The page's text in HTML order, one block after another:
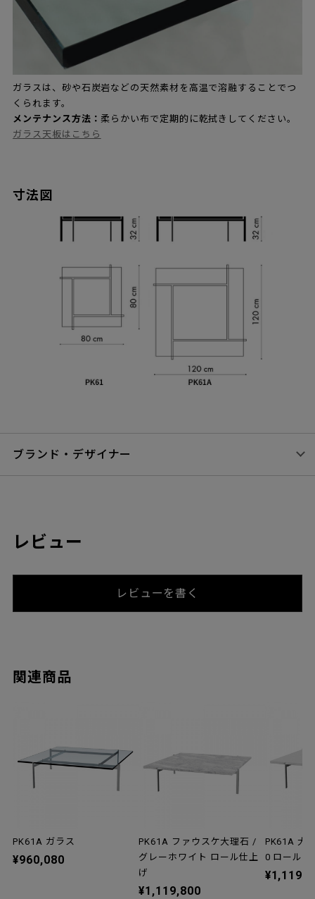
ガラスは、砂や石炭岩などの天然素材を高温で溶融することでつ
くられます。
メンテナンス方法：柔らかい布で定期的に乾拭きしてください。
ガラス天板はこちら
寸法図
ブランド・デザイナー
レビュー
レビューを書く
関連商品
PK61A ガラス
¥960,080
PK61A ファウスケ大理石 /
グレーホワイト ロール仕上
げ
¥1,119,800
PK61A 大
0 ロール仕